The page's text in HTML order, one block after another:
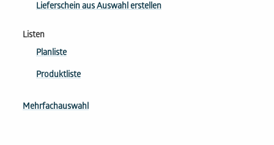
Lieferschein aus Auswahl erstellen
Listen
Planliste
Produktliste
Mehrfachauswahl